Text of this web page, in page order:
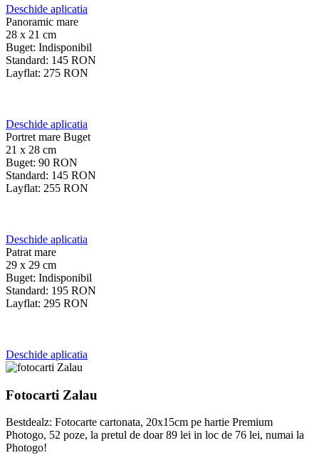
Deschide aplicatia
Panoramic mare
28 x 21 cm
Buget: Indisponibil
Standard: 145 RON
Layflat: 275 RON
Deschide aplicatia
Portret mare Buget
21 x 28 cm
Buget: 90 RON
Standard: 145 RON
Layflat: 255 RON
Deschide aplicatia
Patrat mare
29 x 29 cm
Buget: Indisponibil
Standard: 195 RON
Layflat: 295 RON
Deschide aplicatia
Fotocarti Zalau
Bestdealz: Fotocarte cartonata, 20x15cm pe hartie Premium
Photogo, 52 poze, la pretul de doar 89 lei in loc de 76 lei, numai la
Photogo!